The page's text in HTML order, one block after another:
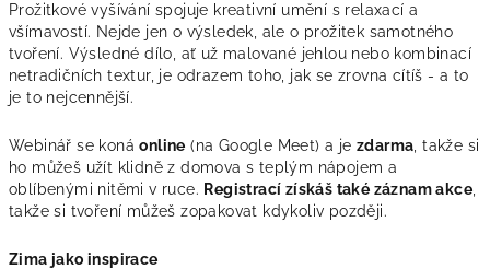
Prožitkové vyšívání spojuje kreativní umění s relaxací a
všímavostí. Nejde jen o výsledek, ale o prožitek samotného
tvoření. Výsledné dílo, ať už malované jehlou nebo kombinací
netradičních textur, je odrazem toho, jak se zrovna cítíš - a to
je to nejcennější.
Webinář se konáonline (na Google Meet) a jezdarma , takže si
ho můžeš užít klidně z domova s teplým nápojem a
oblíbenými nitěmi v ruce. Registrací získáš také záznam akce
takže si tvoření můžeš zopakovat kdykoliv později.
Zima jako inspirace